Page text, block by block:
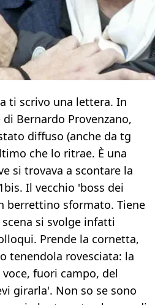
ti scrivo una lettera. In
Bernardo Provenzano,
diffuso (anche da tg
che lo ritrae. È una
si trovava a scontare la
Il vecchio 'boss dei
berrettino sformato. Tiene
si svolge infatti
Prende la cornetta,
tenendola rovesciata: la
fuori campo, del
girarla'. Non so se sono